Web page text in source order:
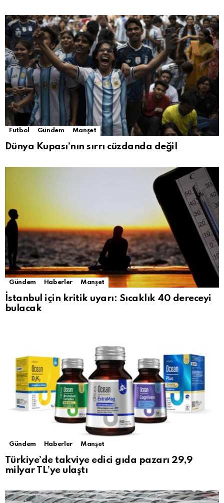
Futbol Gündem Manşet
Dünya Kupası’nın sırrı cüzdanda değil
Gündem Haberler Manşet
İstanbul için kritik uyarı: Sıcaklık 40 dereceyi
bulacak
Gündem Haberler Manşet
Türkiye’de takviye edici gıda pazarı 29,9
milyar TL’ye ulaştı